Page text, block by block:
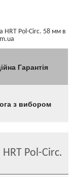
HRT Pol-Circ. 58 мм в
Гарантія
з вибором
Pol-Circ.